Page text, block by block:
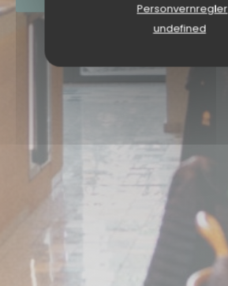
Personvernregler
undefined